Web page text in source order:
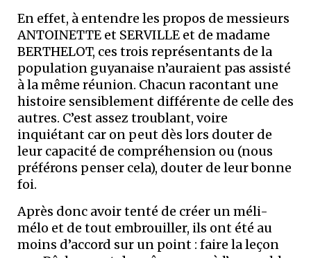
En effet, à entendre les propos de messieurs
ANTOINETTE et SERVILLE et de madame
BERTHELOT, ces trois représentants de la
population guyanaise n’auraient pas assisté
à la même réunion. Chacun racontant une
histoire sensiblement différente de celle des
autres. C’est assez troublant, voire
inquiétant car on peut dès lors douter de
leur capacité de compréhension ou (nous
préférons penser cela), douter de leur bonne
foi.
Après donc avoir tenté de créer un méli-
mélo et de tout embrouiller, ils ont été au
moins d’accord sur un point : faire la leçon